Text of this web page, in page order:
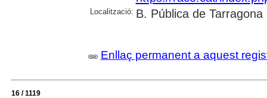
Localització: B. Pública de Tarragona
Enllaç permanent a aquest
16 / 1119